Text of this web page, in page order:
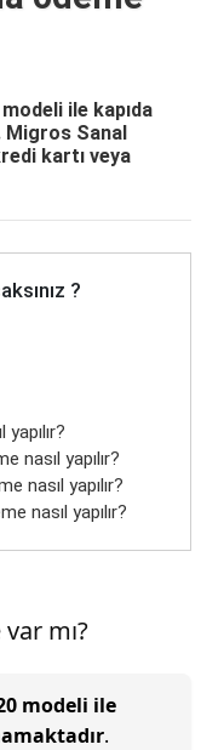
ile kapıda
Migros Sanal
kartı veya
?
nasıl yapılır?
nasıl yapılır?
nasıl yapılır?
mı?
modeli ile
.